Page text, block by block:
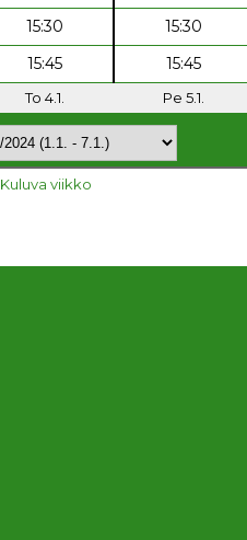
15:30 15:30
15:45 15:45
To 4.1. Pe 5.1.
Kuluva viikko